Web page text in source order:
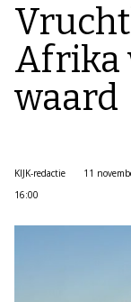
Afrika
waard
KIJK-redactie
11
16:00